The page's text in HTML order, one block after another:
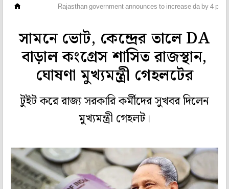
Rajasthan government announces to increase da by 4
সামনে ভোট, কেন্দ্রের তালে DA
বাড়াল কংগ্রেস শাসিত রাজস্থান,
ঘোষণা মুখ্যমন্ত্রী গেহলটের
টুইট করে রাজ্য সরকারি কর্মীদের সুখবর দিলেন
মুখ্যমন্ত্রী গেহলট।